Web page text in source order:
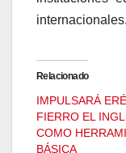
internacionales.
Relacionado
IMPULSARÁ
FIERRO EL
COMO
BÁSICA